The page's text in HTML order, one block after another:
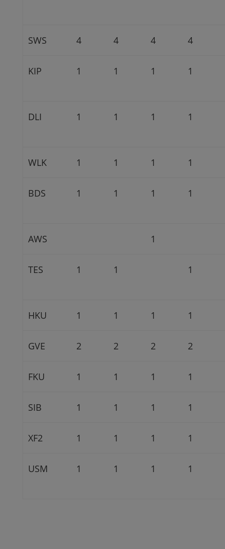
SWS 4 4 4 4
KIP 1 1 1 1
DLI 1 1 1 1
WLK 1 1 1 1
BDS 1 1 1 1
AWS 1
TES 1 1 1
HKU 1 1 1 1
GVE 2 2 2 2
FKU 1 1 1 1
SIB 1 1 1 1
XF2 1 1 1 1
USM 1 1 1 1